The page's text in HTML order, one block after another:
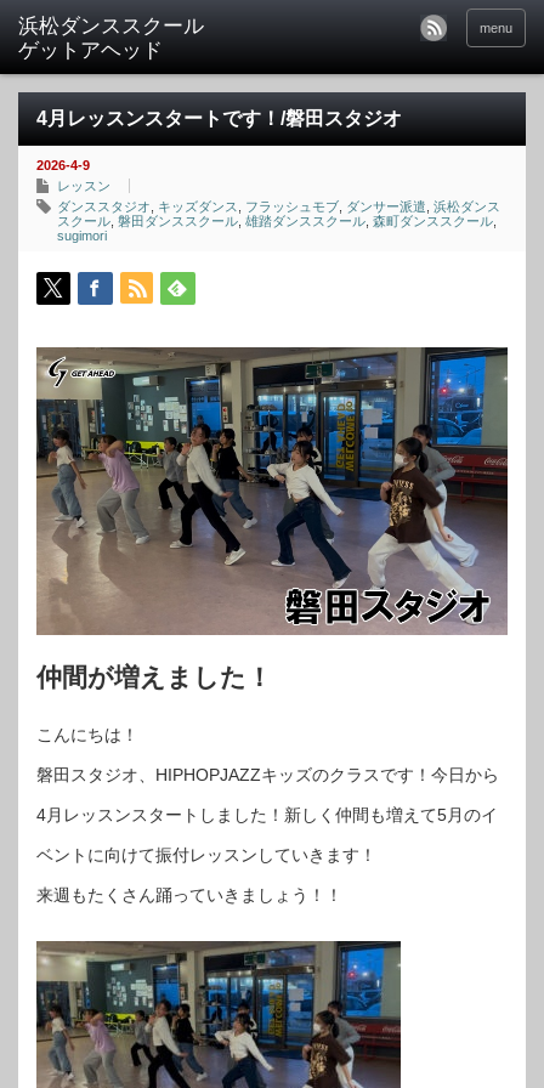
menu
4月レッスンスタートです！/磐田スタジオ
2026-4-9
レッスン
ダンススタジオ
キッズダンス フラッシュモブ ダンサー派遣 浜松ダンス
スクール 磐田ダンススクール 雄踏ダンススクール 森町ダンススクール
sugimori
仲間が増えました！
こんにちは！
磐田スタジオ、HIPHOPJAZZキッズのクラスです！今日から
4月レッスンスタートしました！新しく仲間も増えて5月のイ
ベントに向けて振付レッスンしていきます！
来週もたくさん踊っていきましょう！！